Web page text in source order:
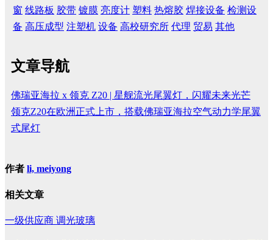
窗 线路板 胶带 镀膜 亮度计 塑料 热熔胶 焊接设备 检测设
备 高压成型 注塑机 设备 高校研究所 代理 贸易 其他
文章导航
佛瑞亚海拉 x 领克 Z20 | 星舰流光尾翼灯，闪耀未来光芒
领克Z20在欧洲正式上市，搭载佛瑞亚海拉空气动力学尾翼
式尾灯
作者 li, meiyong
相关文章
一级供应商 调光玻璃